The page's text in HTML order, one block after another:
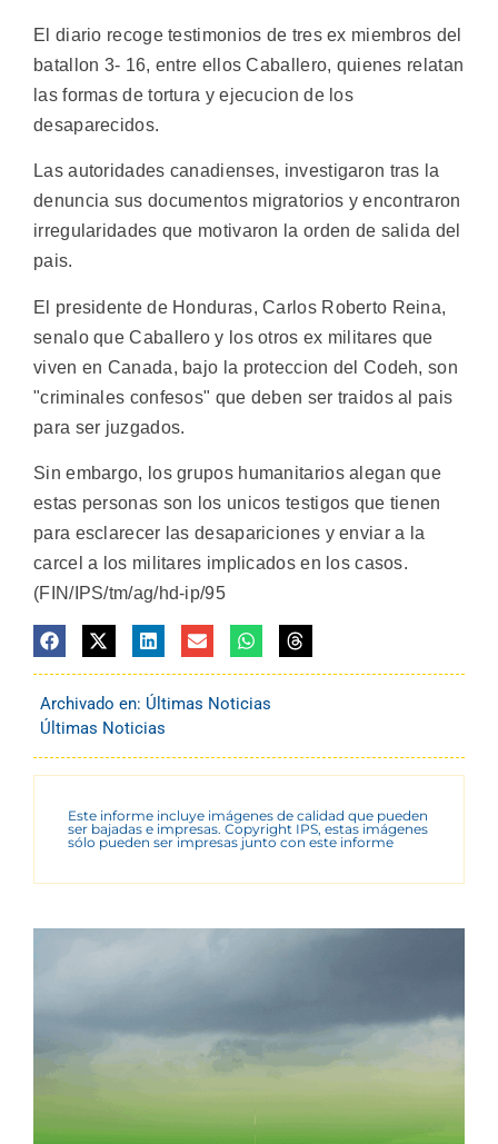
El diario recoge testimonios de tres ex miembros del
batallon 3- 16, entre ellos Caballero, quienes relatan
las formas de tortura y ejecucion de los
desaparecidos.
Las autoridades canadienses, investigaron tras la
denuncia sus documentos migratorios y encontraron
irregularidades que motivaron la orden de salida del
pais.
El presidente de Honduras, Carlos Roberto Reina,
senalo que Caballero y los otros ex militares que
viven en Canada, bajo la proteccion del Codeh, son
"criminales confesos" que deben ser traidos al pais
para ser juzgados.
Sin embargo, los grupos humanitarios alegan que
estas personas son los unicos testigos que tienen
para esclarecer las desapariciones y enviar a la
carcel a los militares implicados en los casos.
(FIN/IPS/tm/ag/hd-ip/95
Archivado en: Últimas Noticias
Últimas Noticias
Este informe incluye imágenes de calidad que pueden
ser bajadas e impresas. Copyright IPS, estas imágenes
sólo pueden ser impresas junto con este informe